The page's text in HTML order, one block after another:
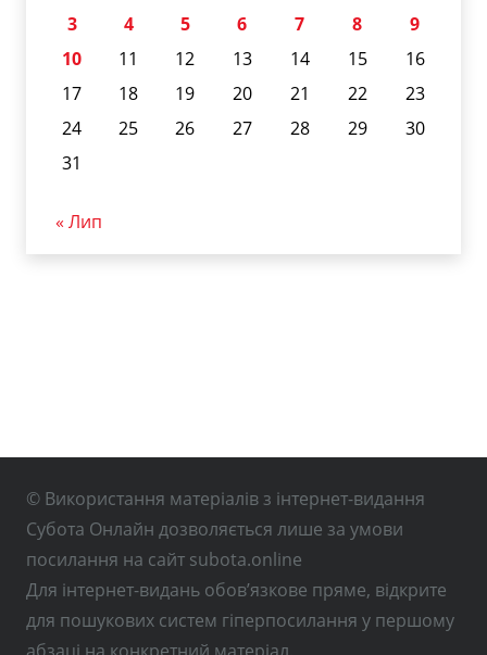
3
4 5 6 7 8
9
10
11 12 13 14 15
16
17
18 19 20 21 22
23
24
25 26 27 28 29
30
31
« Лип
© Використання матеріалів з інтернет-видання
Субота Онлайн дозволяється лише за умови
посилання на сайт subota.online
Для інтернет-видань обов’язкове пряме, відкрите
для пошукових систем гіперпосилання у першому